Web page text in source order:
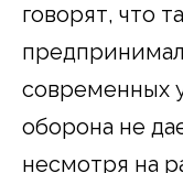
говорят, что
современных
оборона не
несмотря на